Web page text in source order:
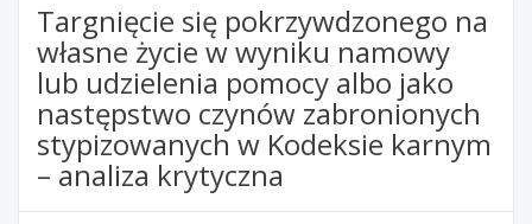
Targnięcie się pokrzywdzonego na
własne życie w wyniku namowy
lub udzielenia pomocy albo jako
następstwo czynów zabronionych
stypizowanych w Kodeksie karnym
– analiza krytyczna